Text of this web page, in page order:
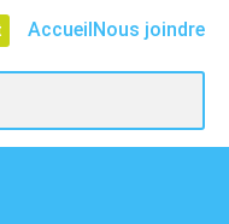
Accueil Nous joindre